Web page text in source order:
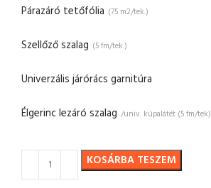
Párazáró tetőfólia (75 m2/tek.)
Szellőző szalag (5 fm/tek.)
Univerzális járórács garnitúra
Élgerinc lezáró szalag /univ. kúpalátét (5 fm/tek)
KOSÁRBA TESZEM